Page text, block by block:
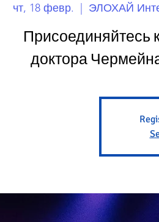
чт, 18 февр. ЭЛОХАЙ
Присоединяйтесь
доктора